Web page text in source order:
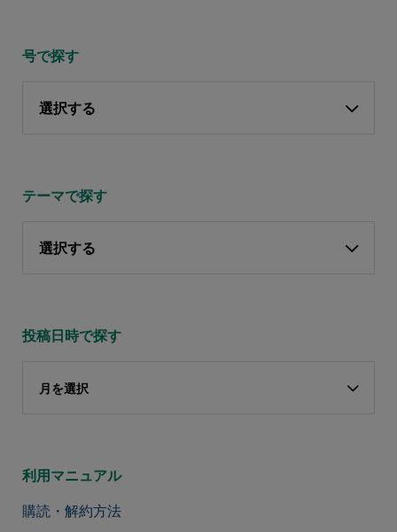
号で探す
選択する
テーマで探す
選択する
投稿日時で探す
月を選択
利用マニュアル
購読・解約方法